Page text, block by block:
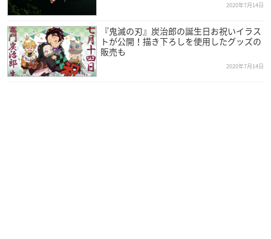
2020年7月14日
『鬼滅の刃』炭治郎の誕生日お祝いイラス
トが公開！描き下ろしを使用したグッズの
販売も
2020年7月14日